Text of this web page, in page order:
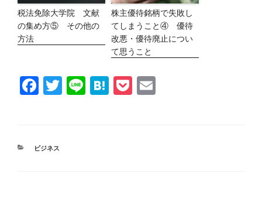
税法免除大学院 文献
の集め方⑤ その他の
方法
株主優待銘柄で失敗し
てしまうこと④ 優待
改悪・優待廃止につい
て思うこと
F
e
T
Li
H
P
カ
ビジネス